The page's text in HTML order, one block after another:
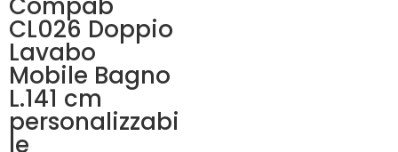
CL026 Doppio
Lavabo
Mobile Bagno
L.141 cm
personalizzabi
le